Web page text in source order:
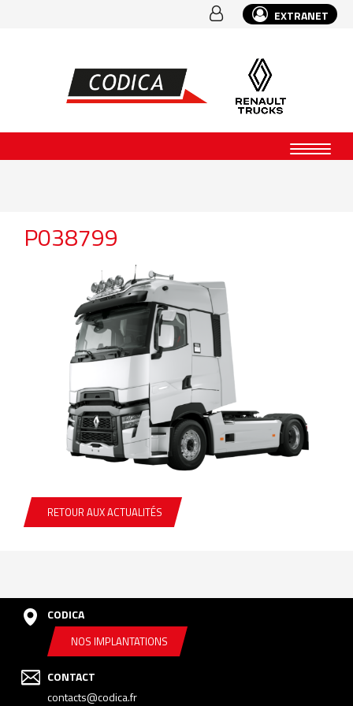
EXTRANET
P038799
RETOUR AUX ACTUALITÉS
CODICA
NOS IMPLANTATIONS
CONTACT
contacts@codica.fr